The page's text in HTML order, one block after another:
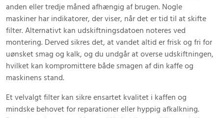
anden eller tredje måned afhængig af brugen. Nogle
maskiner har indikatorer, der viser, når det er tid til at skifte
filter. Alternativt kan udskiftningsdatoen noteres ved
montering. Derved sikres det, at vandet altid er frisk og fri for
uønsket smag og kalk, og du undgår at overse udskiftningen,
hvilket kan kompromittere både smagen af din kaffe og
maskinens stand.
Et velvalgt filter kan sikre ensartet kvalitet i kaffen og
mindske behovet for reparationer eller hyppig afkalkning.